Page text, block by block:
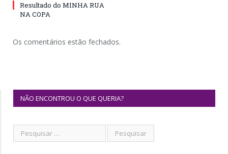
Resultado do MINHA RUA
NA COPA
Os comentários estão fechados.
NÃO ENCONTROU O QUE QUERIA?